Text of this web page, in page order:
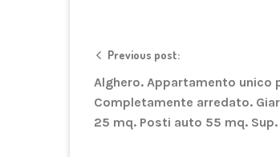
Previous post:
Alghero. Appartamento unico
Completamente arredato.
25 mq. Posti auto 55 mq.